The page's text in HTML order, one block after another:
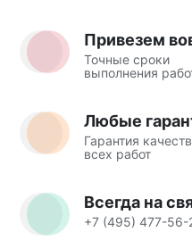
Привезем
Точные сроки
выполнения
Любые
Гарантия
всех работ
Всегда на
+7 (495) 477-56-